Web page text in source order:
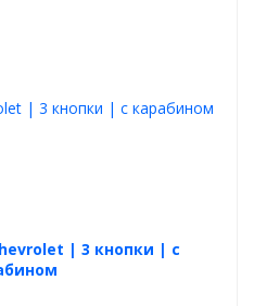
| 3 кнопки | с